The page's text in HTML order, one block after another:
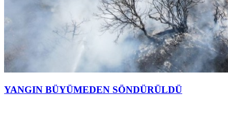
YANGIN BÜYÜMEDEN SÖNDÜRÜLDÜ